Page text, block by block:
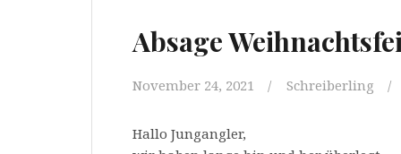
Absage
November 24, 2021 Schreiberling
Hallo Jungangler,